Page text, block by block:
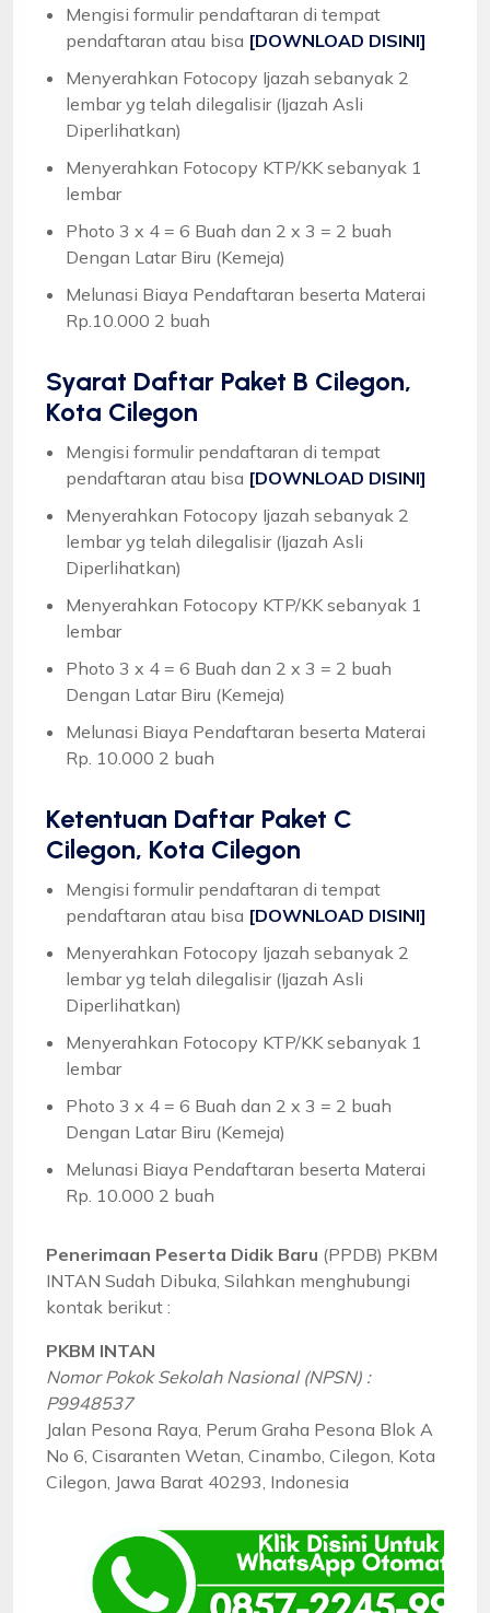
Mengisi formulir pendaftaran di tempat
pendaftaran atau bisa [DOWNLOAD DISINI]
Menyerahkan Fotocopy Ijazah sebanyak 2
lembar yg telah dilegalisir (Ijazah Asli
Diperlihatkan)
Menyerahkan Fotocopy KTP/KK sebanyak 1
lembar
Photo 3 x 4 = 6 Buah dan 2 x 3 = 2 buah
Dengan Latar Biru (Kemeja)
Melunasi Biaya Pendaftaran beserta Materai
Rp.10.000 2 buah
Syarat Daftar Paket B Cilegon,
Kota Cilegon
Mengisi formulir pendaftaran di tempat
pendaftaran atau bisa [DOWNLOAD DISINI]
Menyerahkan Fotocopy Ijazah sebanyak 2
lembar yg telah dilegalisir (Ijazah Asli
Diperlihatkan)
Menyerahkan Fotocopy KTP/KK sebanyak 1
lembar
Photo 3 x 4 = 6 Buah dan 2 x 3 = 2 buah
Dengan Latar Biru (Kemeja)
Melunasi Biaya Pendaftaran beserta Materai
Rp. 10.000 2 buah
Ketentuan Daftar Paket C
Cilegon, Kota Cilegon
Mengisi formulir pendaftaran di tempat
pendaftaran atau bisa [DOWNLOAD DISINI]
Menyerahkan Fotocopy Ijazah sebanyak 2
lembar yg telah dilegalisir (Ijazah Asli
Diperlihatkan)
Menyerahkan Fotocopy KTP/KK sebanyak 1
lembar
Photo 3 x 4 = 6 Buah dan 2 x 3 = 2 buah
Dengan Latar Biru (Kemeja)
Melunasi Biaya Pendaftaran beserta Materai
Rp. 10.000 2 buah
Penerimaan Peserta Didik Baru (PPDB) PKBM
INTAN Sudah Dibuka, Silahkan menghubungi
kontak berikut :
PKBM INTAN
Nomor Pokok Sekolah Nasional (NPSN) :
P9948537
Jalan Pesona Raya, Perum Graha Pesona Blok A
No 6, Cisaranten Wetan, Cinambo, Cilegon, Kota
Cilegon, Jawa Barat 40293, Indonesia